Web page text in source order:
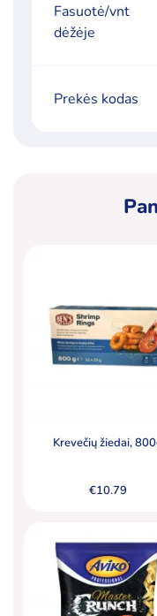
Fasuotė/vnt
dėžėje
Prekės kodas
Krevečių žiedai,
€10.79